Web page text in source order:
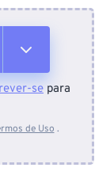
se para
de Uso .